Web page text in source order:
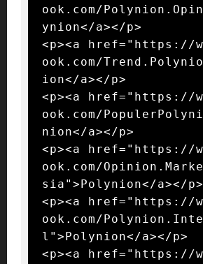
ook.com/
ynion</a></p>
<p><a href="https://
ook.com/
ion</a></p>
<p><a href="https://
ook.com/
nion</a></p>
<p><a href="https://
ook.com/
sia">Polynion</a></p>
<p><a href="https://
ook.com/
l">Polynion</a></p>
<p><a href="https://